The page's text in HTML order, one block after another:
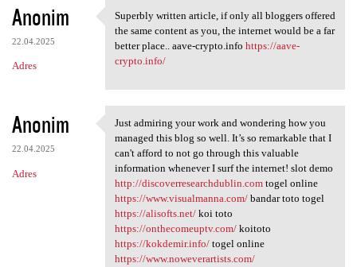
Anonim
22.04.2025
Adres
Superbly written article, if
Superbly written article, if only all bloggers offered
the same content as you, the internet would be a far
better place.. aave-crypto.info https://aave-
crypto.info/
Anonim
22.04.2025
Adres
Just admiring your work and
Just admiring your work and wondering how you
managed this blog so well. It’s so remarkable that I
can't afford to not go through this valuable
information whenever I surf the internet! slot demo
http://discoverresearchdublin.comtogel online
https://www.visualmanna.com/bandar toto togel
https://alisofts.net/koi toto
https://onthecomeuptv.com/koitoto
https://kokdemir.info/togel online
https://www.noweverartists.com/